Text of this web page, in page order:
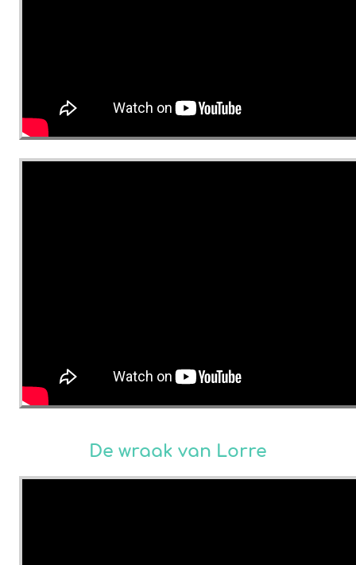
De wraak van Lorre